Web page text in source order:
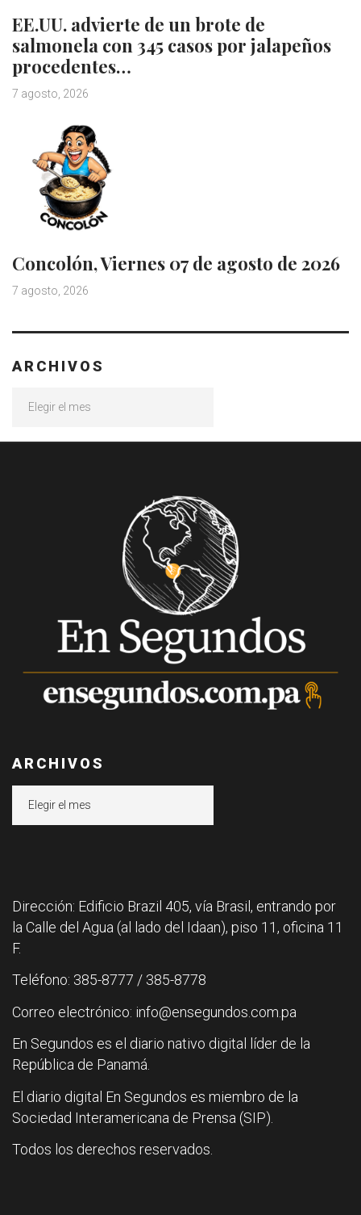
EE.UU. advierte de un brote de
salmonela con 345 casos por jalapeños
procedentes…
7 agosto, 2026
Concolón, Viernes 07 de agosto de 2026
7 agosto, 2026
ARCHIVOS
ARCHIVOS
Dirección: Edificio Brazil 405, vía Brasil, entrando por
la Calle del Agua (al lado del Idaan), piso 11, oficina 11
F.
Teléfono: 385-8777 / 385-8778
Correo electrónico: info@ensegundos.com.pa
En Segundos es el diario nativo digital líder de la
República de Panamá.
El diario digital En Segundos es miembro de la
Sociedad Interamericana de Prensa (SIP).
Todos los derechos reservados.